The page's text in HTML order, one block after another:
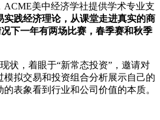
ACME美中经济学社提供学术专业支
实践经济理论，从课堂走进真实的商
下一年有两场比赛，春季赛和秋季
状，着眼于“新常态投资”，邀请对
拟交易和投资组合分析展示自己的
表象看到行业和公司价值的本质。